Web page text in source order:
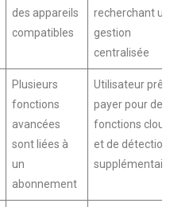
des appareils
compatibles
recherchant
gestion
centralisée
Plusieurs
fonctions
avancées
sont liées à
un
abonnement
Utilisateur prêt
payer pour des
fonctions cloud
et de détection